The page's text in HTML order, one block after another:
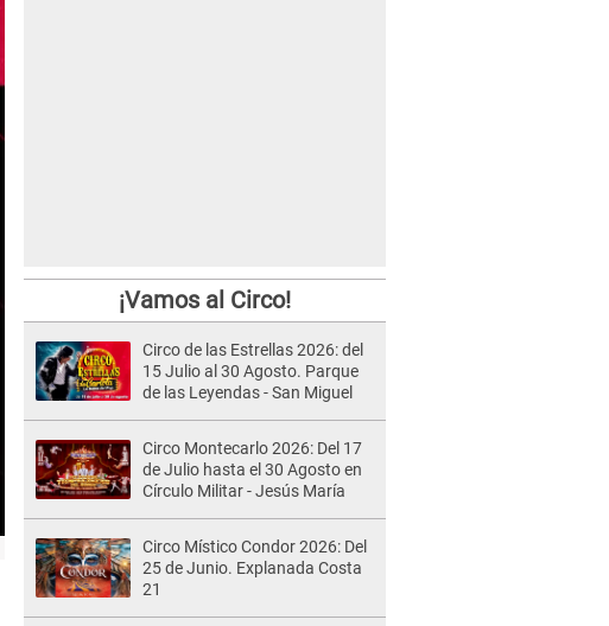
¡Vamos al Circo!
Circo de las Estrellas 2026: del
15 Julio al 30 Agosto. Parque
de las Leyendas - San Miguel
Circo Montecarlo 2026: Del 17
de Julio hasta el 30 Agosto en
Círculo Militar - Jesús María
Circo Místico Condor 2026: Del
25 de Junio. Explanada Costa
21